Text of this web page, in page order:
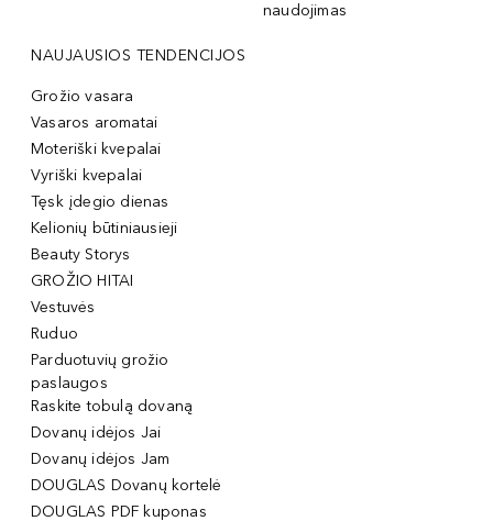
naudojimas
NAUJAUSIOS TENDENCIJOS
Grožio vasara
Vasaros aromatai
Moteriški kvepalai
Vyriški kvepalai
Tęsk įdegio dienas
Kelionių būtiniausieji
Beauty Storys
GROŽIO HITAI
Vestuvės
Ruduo
Parduotuvių grožio
paslaugos
Raskite tobulą dovaną
Dovanų idėjos Jai
Dovanų idėjos Jam
DOUGLAS Dovanų kortelė
DOUGLAS PDF kuponas